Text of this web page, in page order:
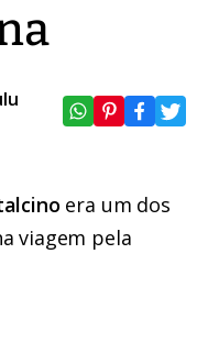
era um dos
viagem pela